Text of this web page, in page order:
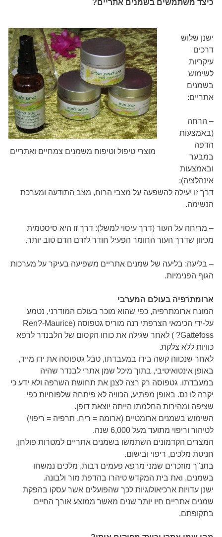
כיצד משתמשים בשמנים אתריים?
מוצרי טיפול וטיפוח משמנים צמחיים ואתריים
ישנן שלוש
דרכים
עיקריות
לשימוש
בשמנים
אתריים:
– הרחה
(באמצעות
הדפה
במבער
ובאמצעות
אינהלציה):
דרך זו יעילה להשפעה על מצבי הרוח, מצב התודעה ומערכת
הנשימה.
– מריחה על העור (דרך עיסוי למשל): דרך זו היא סיסטמית
מכיוון שדרך העור החומר הפעיל חודר לזרם הדם טוב יותר.
– בליעה: בליעה של שמנים אתריים משפיעה בעיקר על מערכות
הגוף הפנימיות.
ארומתרפיה בעולם המערבי
המונח ארומתרפיה, כפי שהוא מוכר בעולם המודרני, נטמע
על-ידי הכימאי הצרפתי רנה מוריס גטפוסה (Ren?-Maurice
Gattefoss? ) לאחר שגילה את כוחו הקסום של הלבנדר לרפא
כוויות ללא צלקת.
לאחר שנכווה קשה בידו במעבדתו, טבל גטפוסה את ידו מייד,
באופן אינטואיטיבי, בתוך מיכל שמן אתרי לבנדר שהיה
במעבדתו. גטפוסה רק רצה לצנן את תחושת השרפה ולא ידע כי
יקרה לו נס. באופן מפתיע, הכוויה לא פיתחה שלפוחיות כפי
שציפה ומהירות החלמתו הייתה יוצאת דופן.
השימוש בשמנים ארומטיים (ארומה = ריח, תרפיה = ריפוי)
לטיהור וריפוי מתועד מעל 6,000 שנה.
המצרים הקדמונים השתמשו בשמנים אתריים למטרות פולחן,
חניטת מלכים, ריפוי ובישום.
בתנ"ך מוזכרים שמני מרפא פעמים רבות, מלכים נמשחו
בשמנים, ואת בית המקדש טיהרו בהדפת מור ולבונה.
ישנן עדויות ארכיאולוגיות לכך שהפועלים אשר עסקו בהפקת
שמנים אתריים חיו יותר שנים מאשר ממוצע אורך החיים
בתקופתם.